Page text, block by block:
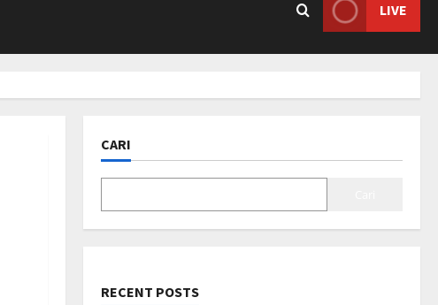
LIVE
CARI
RECENT POSTS